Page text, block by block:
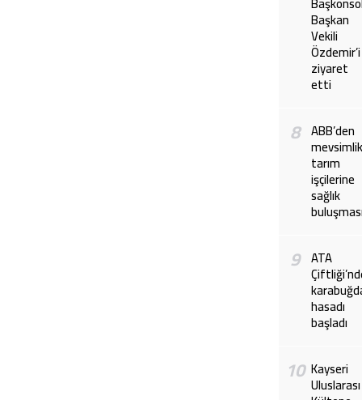
Başkan
Vekili
Özdemir’i
ziyaret
etti
8 ABB’den
tarım
işçilerine
sağlık
9 ATA
hasadı
başladı
10 Kayseri
Uluslarası